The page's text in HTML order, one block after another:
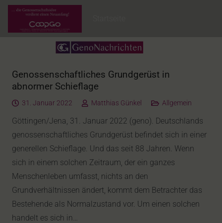
Genossenschaftliches Grundgerüst in
abnormer Schieflage
31. Januar 2022 Matthias Günkel Allgemein
Göttingen/Jena, 31. Januar 2022 (geno). Deutschlands
genossenschaftliches Grundgerüst befindet sich in einer
generellen Schieflage. Und das seit 88 Jahren. Wenn
sich in einem solchen Zeitraum, der ein ganzes
Menschenleben umfasst, nichts an den
Grundverhältnissen ändert, kommt dem Betrachter das
Bestehende als Normalzustand vor. Um einen solchen
handelt es sich in…